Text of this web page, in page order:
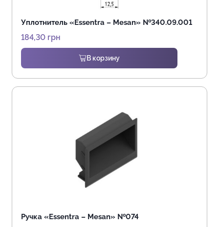
Уплотнитель «Essentra – Mesan» №340.09.001
184,30 грн
В корзину
Ручка «Essentra – Mesan» №074